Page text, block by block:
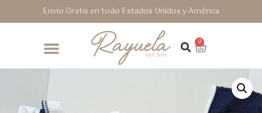
Envío Gratis en todo Estados Unidos y América
0